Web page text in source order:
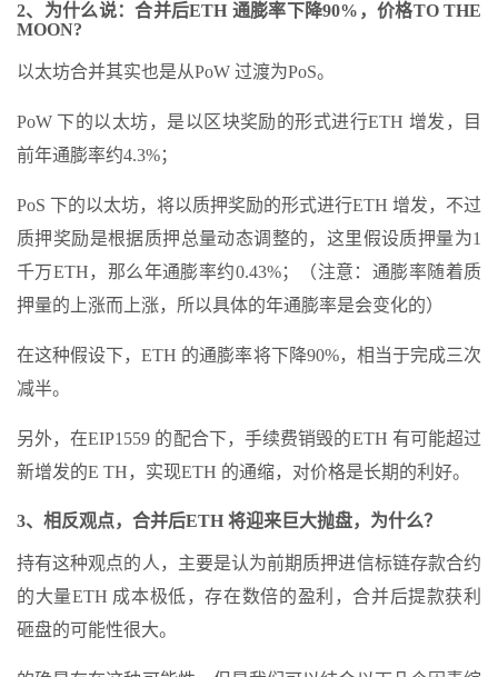
2、为什么说：合并后ETH 通膨率下降90%，价格TO THE
MOON?
以太坊合并其实也是从PoW 过渡为PoS。
PoW 下的以太坊，是以区块奖励的形式进行ETH 增发，目
前年通膨率约4.3%；
PoS 下的以太坊，将以质押奖励的形式进行ETH 增发，不过
质押奖励是根据质押总量动态调整的，这里假设质押量为1
千万ETH，那么年通膨率约0.43%；（注意：通膨率随着质
押量的上涨而上涨，所以具体的年通膨率是会变化的）
在这种假设下，ETH 的通膨率将下降90%，相当于完成三次
减半。
另外，在EIP1559 的配合下，手续费销毁的ETH 有可能超过
新增发的E TH，实现ETH 的通缩，对价格是长期的利好。
3、相反观点，合并后ETH 将迎来巨大抛盘，为什么？
持有这种观点的人，主要是认为前期质押进信标链存款合约
的大量ETH 成本极低，存在数倍的盈利，合并后提款获利
砸盘的可能性很大。